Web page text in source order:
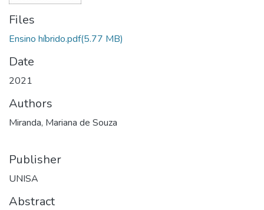
Files
Ensino híbrido.pdf(5.77 MB)
Date
2021
Authors
Miranda, Mariana de Souza
Publisher
UNISA
Abstract